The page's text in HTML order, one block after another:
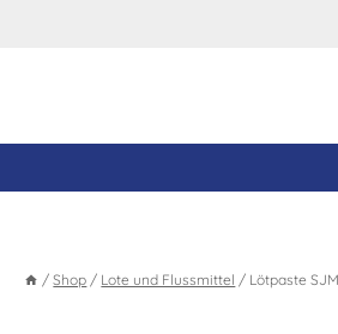
/ Shop / Lote und Flussmittel / Lötpaste